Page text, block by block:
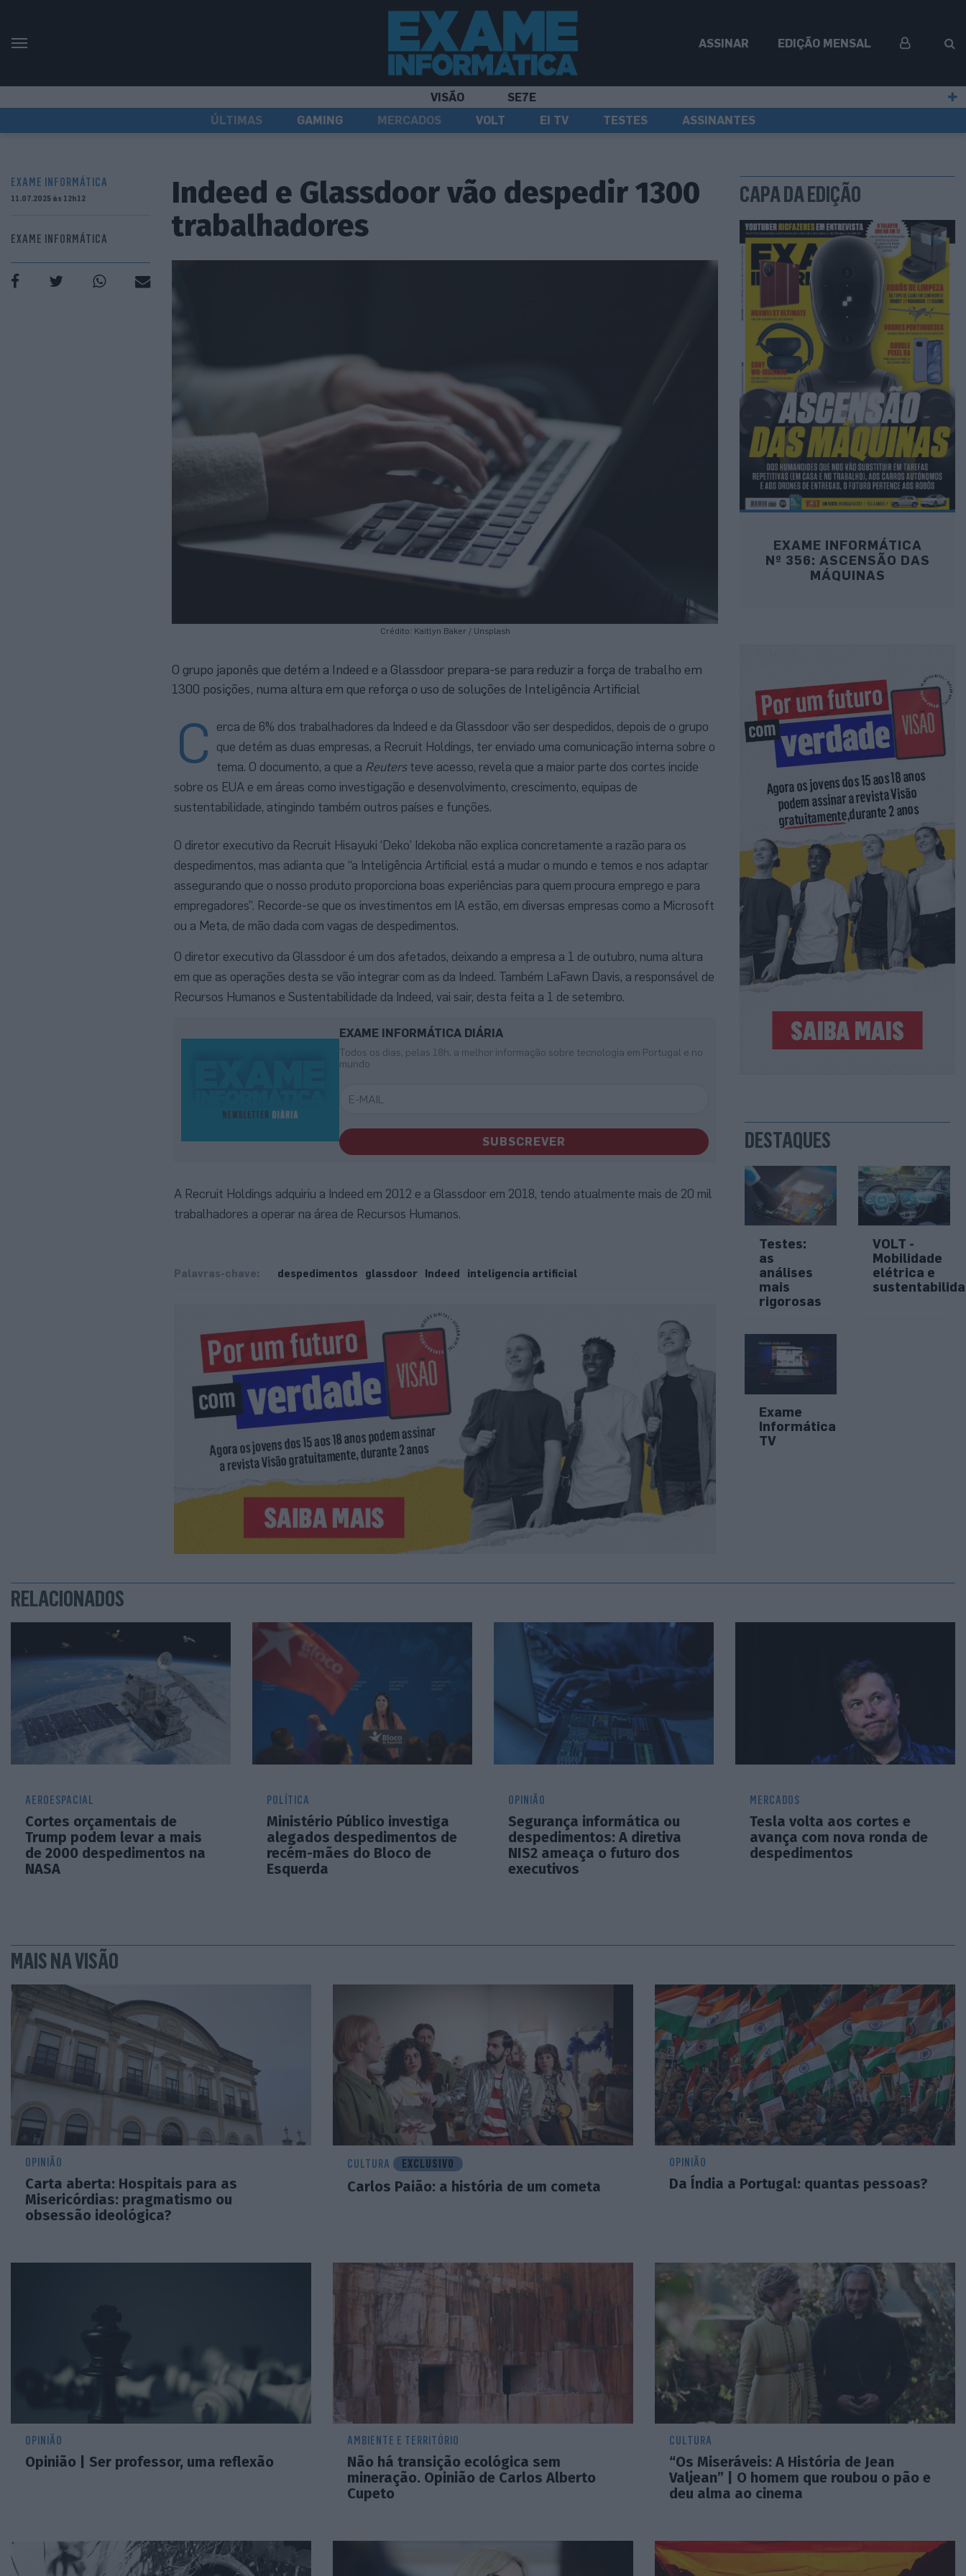
ASSINAR EDIÇÃO MENSAL
VISÃO
SE7E
ÚLTIMAS
GAMING MERCADOS VOLT EI TV TESTES ASSINANTES
EXAME INFORMÁTICA
11.07.2025 às 12h12
EXAME INFORMÁTICA
Indeed e Glassdoor vão despedir 1300
trabalhadores
Crédito: Kaitlyn Baker / Unsplash
O grupo japonês que detém a Indeed e a Glassdoor prepara-se para reduzir a força de trabalho em
1300 posições, numa altura em que reforça o uso de soluções de Inteligência Artificial
C
erca de 6% dos trabalhadores da Indeed e da Glassdoor vão ser despedidos, depois de o grupo
que detém as duas empresas, a Recruit Holdings, ter enviado uma comunicação interna sobre o
tema. O documento, a que a Reutersteve acesso, revela que a maior parte dos cortes incide
sobre os EUA e em áreas como investigação e desenvolvimento, crescimento, equipas de
sustentabilidade, atingindo também outros países e funções.
O diretor executivo da Recruit Hisayuki ‘Deko’ Idekoba não explica concretamente a razão para os
despedimentos, mas adianta que “a Inteligência Artificial está a mudar o mundo e temos e nos adaptar
assegurando que o nosso produto proporciona boas experiências para quem procura emprego e para
empregadores”. Recorde-se que os investimentos em IA estão, em diversas empresas como a Microsoft
ou a Meta, de mão dada com vagas de despedimentos.
O diretor executivo da Glassdoor é um dos afetados, deixando a empresa a 1 de outubro, numa altura
em que as operações desta se vão integrar com as da Indeed. Também LaFawn Davis, a responsável de
Recursos Humanos e Sustentabilidade da Indeed, vai sair, desta feita a 1 de setembro.
EXAME INFORMÁTICA DIÁRIA
Todos os dias, pelas 18h, a melhor informação sobre tecnologia em Portugal e no
mundo
SUBSCREVER
A Recruit Holdings adquiriu a Indeed em 2012 e a Glassdoor em 2018, tendo atualmente mais de 20 mil
trabalhadores a operar na área de Recursos Humanos.
Palavras-chave: despedimentos glassdoor Indeed inteligencia artificial
CAPA DA EDIÇÃO
EXAME INFORMÁTICA
Nº 356: ASCENSÃO DAS
MÁQUINAS
DESTAQUES
Testes:
as
análises
mais
rigorosas
VOLT -
Mobilidade
elétrica e
Exame
Informática
TV
RELACIONADOS
AEROESPACIAL
Cortes orçamentais de
Trump podem levar a mais
de 2000 despedimentos na
NASA
POLÍTICA
Ministério Público investiga
alegados despedimentos de
recém-mães do Bloco de
Esquerda
OPINIÃO
Segurança informática ou
despedimentos: A diretiva
NIS2 ameaça o futuro dos
executivos
MERCADOS
Tesla volta aos cortes e
avança com nova ronda de
despedimentos
MAIS NA VISÃO
OPINIÃO
Carta aberta: Hospitais para as
Misericórdias: pragmatismo ou
obsessão ideológica?
CULTURA EXCLUSIVO
Carlos Paião: a história de um cometa
OPINIÃO
Da Índia a Portugal: quantas pessoas?
OPINIÃO
Opinião | Ser professor, uma reflexão
AMBIENTE E TERRITÓRIO
Não há transição ecológica sem
mineração. Opinião de Carlos Alberto
Cupeto
CULTURA
“Os Miseráveis: A História de Jean
Valjean” | O homem que roubou o pão e
deu alma ao cinema